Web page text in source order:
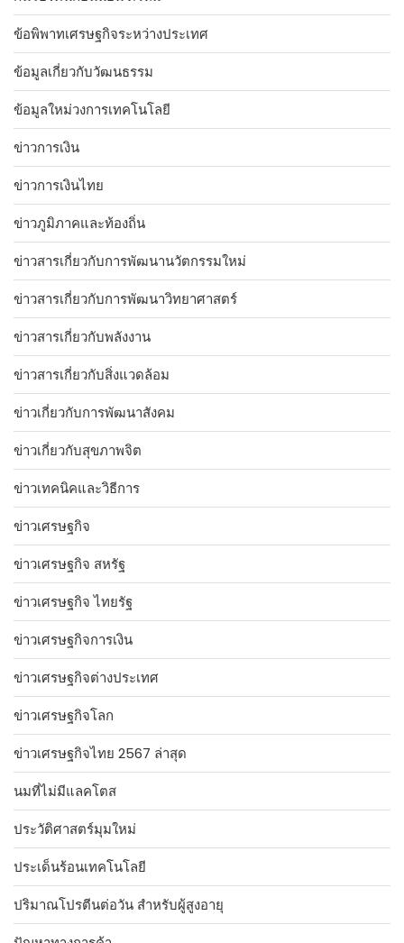
ข้อพิพาทเศรษฐกิจระหว่างประเทศ
ข้อมูลเกี่ยวกับวัฒนธรรม
ข้อมูลใหม่วงการเทคโนโลยี
ข่าวการเงิน
ข่าวการเงินไทย
ข่าวภูมิภาคและท้องถิ่น
ข่าวสารเกี่ยวกับการพัฒนานวัตกรรมใหม่
ข่าวสารเกี่ยวกับการพัฒนาวิทยาศาสตร์
ข่าวสารเกี่ยวกับพลังงาน
ข่าวสารเกี่ยวกับสิ่งแวดล้อม
ข่าวเกี่ยวกับการพัฒนาสังคม
ข่าวเกี่ยวกับสุขภาพจิต
ข่าวเทคนิคและวิธีการ
ข่าวเศรษฐกิจ
ข่าวเศรษฐกิจ สหรัฐ
ข่าวเศรษฐกิจ ไทยรัฐ
ข่าวเศรษฐกิจการเงิน
ข่าวเศรษฐกิจต่างประเทศ
ข่าวเศรษฐกิจโลก
ข่าวเศรษฐกิจไทย 2567 ล่าสุด
นมที่ไม่มีแลคโตส
ประวัติศาสตร์มุมใหม่
ประเด็นร้อนเทคโนโลยี
ปริมาณโปรตีนต่อวัน สำหรับผู้สูงอายุ